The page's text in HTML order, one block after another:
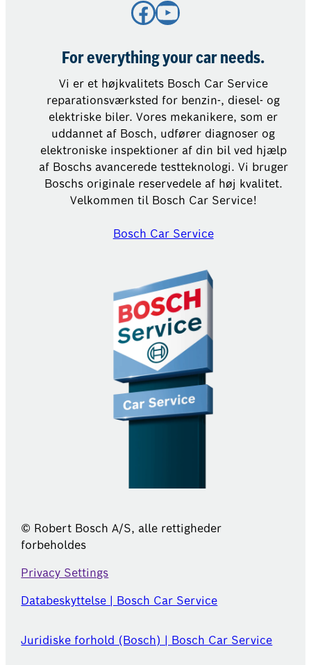
Facebook YouTube
For everything your car needs.
Vi er et højkvalitets Bosch Car Service
reparationsværksted for benzin-, diesel- og
elektriske biler. Vores mekanikere, som er
uddannet af Bosch, udfører diagnoser og
elektroniske inspektioner af din bil ved hjælp
af Boschs avancerede testteknologi. Vi bruger
Boschs originale reservedele af høj kvalitet.
Velkommen til Bosch Car Service!
Bosch Car Service
© Robert Bosch A/S, alle rettigheder
forbeholdes
Privacy Settings
Databeskyttelse | Bosch Car Service
Juridiske forhold (Bosch) | Bosch Car Service